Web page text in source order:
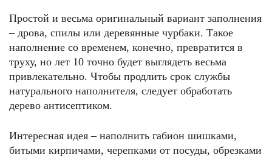
Простой и весьма оригинальный вариант заполнения
– дрова, спилы или деревянные чурбаки. Такое
наполнение со временем, конечно, превратится в
труху, но лет 10 точно будет выглядеть весьма
привлекательно. Чтобы продлить срок службы
натурального наполнителя, следует обработать
дерево антисептиком.
Интересная идея – наполнить габион шишками,
битыми кирпичами, черепками от посуды, обрезками